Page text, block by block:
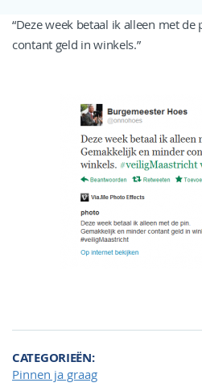
“Deze week betaal ik alleen met
contant geld in winkels.”
CATEGORIEËN
Pinnen ja graag